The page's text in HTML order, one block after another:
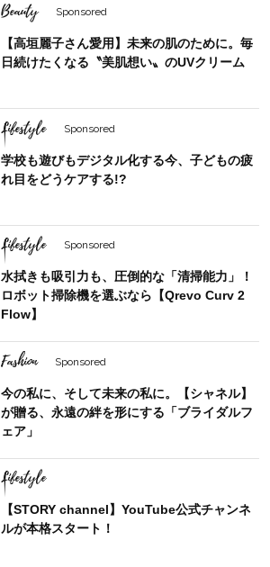
Beauty Sponsored
【高垣麗子さん愛用】未来の肌のために。毎
日続けたくなる〝美肌想い〟のUVクリーム
Lifestyle Sponsored
学校も遊びもデジタル化する今、子どもの疲
れ目をどうケアする!?
Lifestyle Sponsored
水拭きも吸引力も、圧倒的な「清掃能力」！
ロボット掃除機を選ぶなら【Qrevo Curv 2
Flow】
Fashion Sponsored
今の私に、そして未来の私に。【シャネル】
が贈る、永遠の絆を形にする「ブライダルフ
ェア」
Lifestyle
【STORY channel】YouTube公式チャンネ
ルが本格スタート！